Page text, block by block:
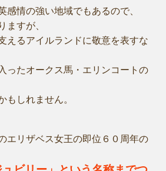
感情の強い地域でもあるので、
ますが、
えるアイルランドに敬意を表すな
ったオークス馬・エリンコートの
もしれません。
エリザベス女王の即位６０周年の